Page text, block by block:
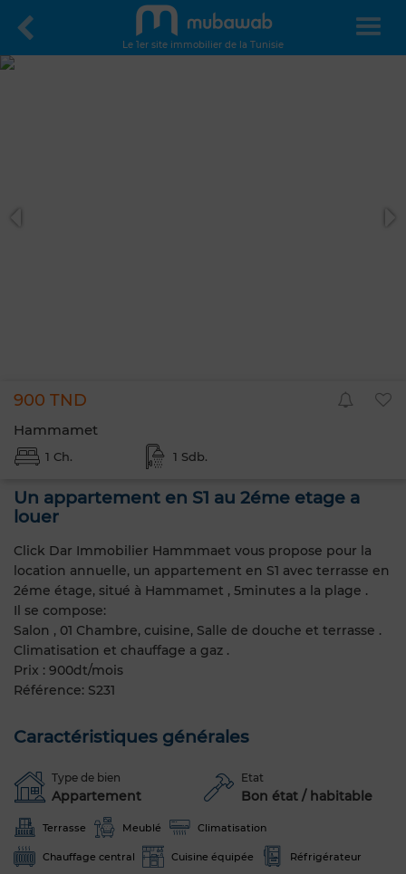
Le 1er site immobilier de la Tunisie
900 TND
Hammamet
1 Ch. 1 Sdb.
Un appartement en S1 au 2éme etage a
louer
Click Dar Immobilier Hammmaet vous propose pour la
location annuelle, un appartement en S1 avec terrasse en
2éme étage, situé à Hammamet , 5minutes a la plage .
Il se compose:
Salon , 01 Chambre, cuisine, Salle de douche et terrasse .
Climatisation et chauffage a gaz .
Prix : 900dt/mois
Référence: S231
Caractéristiques générales
Type de bien
Appartement
Etat
Bon état / habitable
Terrasse Meublé Climatisation
Chauffage central Cuisine équipée Réfrigérateur